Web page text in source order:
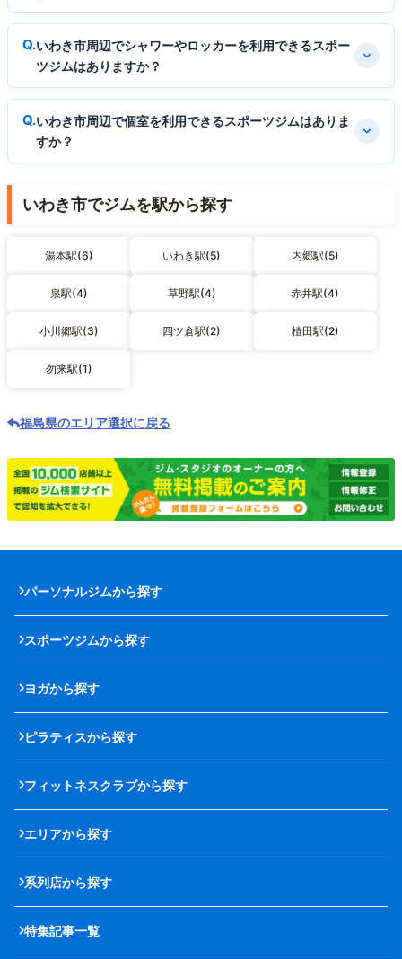
いわき市周辺でシャワーやロッカーを利用できるスポー
ツジムはありますか？
いわき市周辺で個室を利用できるスポーツジムはありま
すか？
いわき市でジムを駅から探す
湯本駅(6) いわき駅(5) 内郷駅(5)
泉駅(4) 草野駅(4) 赤井駅(4)
小川郷駅(3) 四ツ倉駅(2) 植田駅(2)
勿来駅(1)
福島県のエリア選択に戻る
パーソナルジムから探す
スポーツジムから探す
ヨガから探す
ピラティスから探す
フィットネスクラブから探す
エリアから探す
系列店から探す
特集記事一覧